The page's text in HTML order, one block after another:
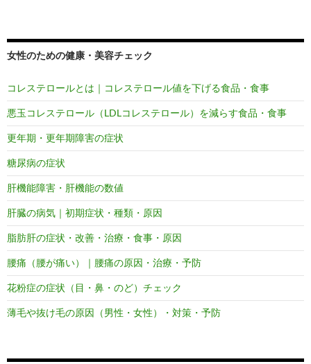
女性のための健康・美容チェック
コレステロールとは｜コレステロール値を下げる食品・食事
悪玉コレステロール（LDLコレステロール）を減らす食品・食事
更年期・更年期障害の症状
糖尿病の症状
肝機能障害・肝機能の数値
肝臓の病気｜初期症状・種類・原因
脂肪肝の症状・改善・治療・食事・原因
腰痛（腰が痛い）｜腰痛の原因・治療・予防
花粉症の症状（目・鼻・のど）チェック
薄毛や抜け毛の原因（男性・女性）・対策・予防